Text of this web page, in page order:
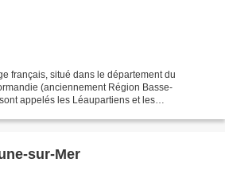
français, situé dans le département du
(anciennement Région Basse-
appelés les Léaupartiens et les
sur-Mer